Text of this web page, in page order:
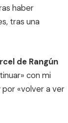
haber
tras una
de Rangún
con mi
por «volver a ver